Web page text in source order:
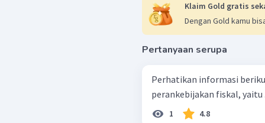
Klaim Gold gratis
Dengan Gold kamu
Pertanyaan serupa
Perhatikan informasi berikut! Informasi tersebut
perankebijakan fiskal, yaitu
1 4.8